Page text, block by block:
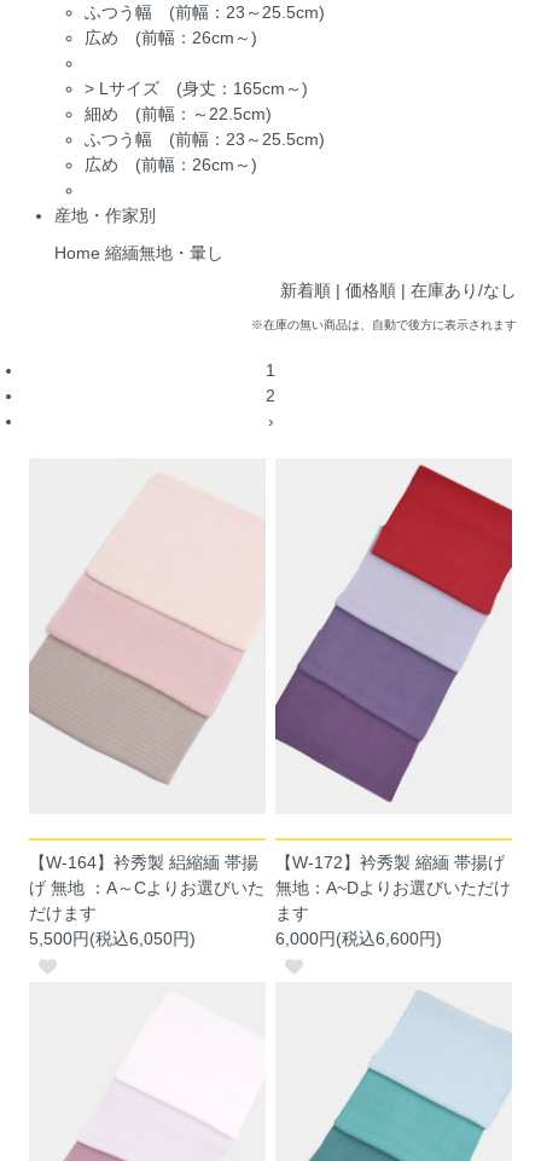
ふつう幅 (前幅：23～25.5cm)
広め (前幅：26cm～)
> Lサイズ (身丈：165cm～)
細め (前幅：～22.5cm)
ふつう幅 (前幅：23～25.5cm)
広め (前幅：26cm～)
産地・作家別
Home 縮緬無地・暈し
新着順 | 価格順 | 在庫あり/なし
※在庫の無い商品は、自動で後方に表示されます
1
2
›
【W-164】衿秀製 絽縮緬 帯揚
げ 無地 ：A～Cよりお選びいた
だけます
5,500円(税込6,050円)
【W-172】衿秀製 縮緬 帯揚げ
無地：A~Dよりお選びいただけ
ます
6,000円(税込6,600円)